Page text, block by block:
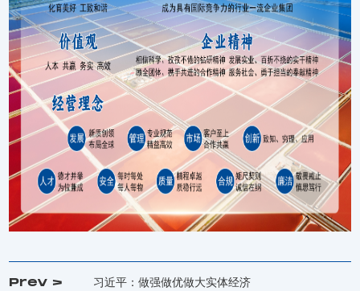
Prev > 习近平：做强做优做大实体经济